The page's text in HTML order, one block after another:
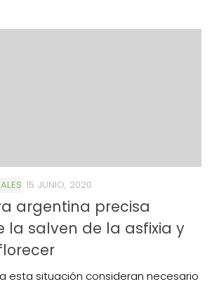
15 JUNIO, 2020
argentina precisa
la salven de la asfixia y
esta situación consideran necesario